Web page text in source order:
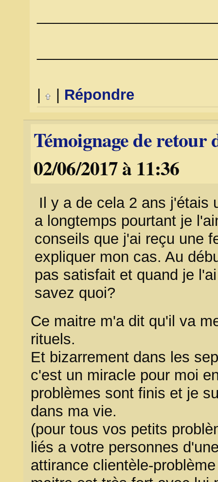
Répondre
Témoignage de retour
02/06/2017 à 11:36
Il y a de cela 2 ans j'étais
a longtemps pourtant je
conseils que j'ai reçu une
expliquer mon cas. Au
pas satisfait et quand je
savez quoi?
Ce maitre m'a dit qu'il va
rituels.
Et bizarrement dans les
c'est un miracle pour moi
problèmes sont finis et je
dans ma vie.
(pour tous vos petits
liés a votre personnes
attirance clientèle-